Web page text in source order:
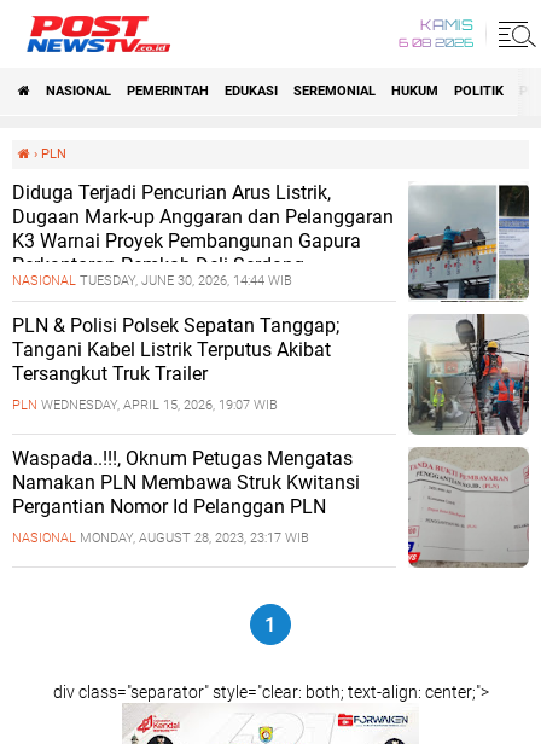
KAMIS
6 08 2026
NASIONAL PEMERINTAH EDUKASI SEREMONIAL HUKUM POLITIK
› PLN
Diduga Terjadi Pencurian Arus Listrik,
Dugaan Mark-up Anggaran dan Pelanggaran
K3 Warnai Proyek Pembangunan Gapura
Perkantoran Pemkab Deli Serdang
NASIONAL TUESDAY, JUNE 30, 2026, 14:44 WIB
PLN & Polisi Polsek Sepatan Tanggap;
Tangani Kabel Listrik Terputus Akibat
Tersangkut Truk Trailer
PLN WEDNESDAY, APRIL 15, 2026, 19:07 WIB
Waspada..!!!, Oknum Petugas Mengatas
Namakan PLN Membawa Struk Kwitansi
Pergantian Nomor Id Pelanggan PLN
NASIONAL MONDAY, AUGUST 28, 2023, 23:17 WIB
1
div class="separator" style="clear: both; text-align: center;">